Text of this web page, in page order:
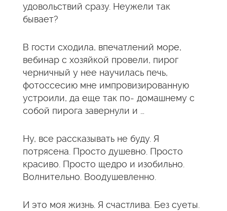
удовольствий сразу. Неужели так
бывает?
В гости сходила, впечатлений море,
вебинар с хозяйкой провели, пирог
черничный у нее научилась печь,
фотоссесию мне импровизированную
устроили, да еще так по- домашнему с
собой пирога завернули и …
Ну, все рассказывать не буду. Я
потрясена. Просто душевно. Просто
красиво. Просто щедро и изобильно.
Волнительно. Воодушевленно.
И это моя жизнь. Я счастлива. Без суеты.